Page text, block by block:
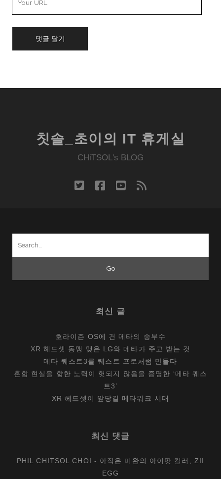
칫솔_초이의 IT 휴게실
CHiTSOL's BLOG
twitter facebook
youtube
rss
최신 글
호라이즌 OS에 건 메타의 승부수
XR 헤드셋 동맹 맺은 LG와 메타가 주고 받는 것
메타 퀘스트3를 퀘스트 프로처럼 만들다
혼합 현실을 향한 노력이 헛되지 않음을 증명한 ‘메타 퀘스
트3’
XR 헤드셋이 앞당길 메타워크 시대
최신 댓글
PHIL CHITSOL CHOI - 아직은 미완의 아이팟 킬러, ZII
EGG